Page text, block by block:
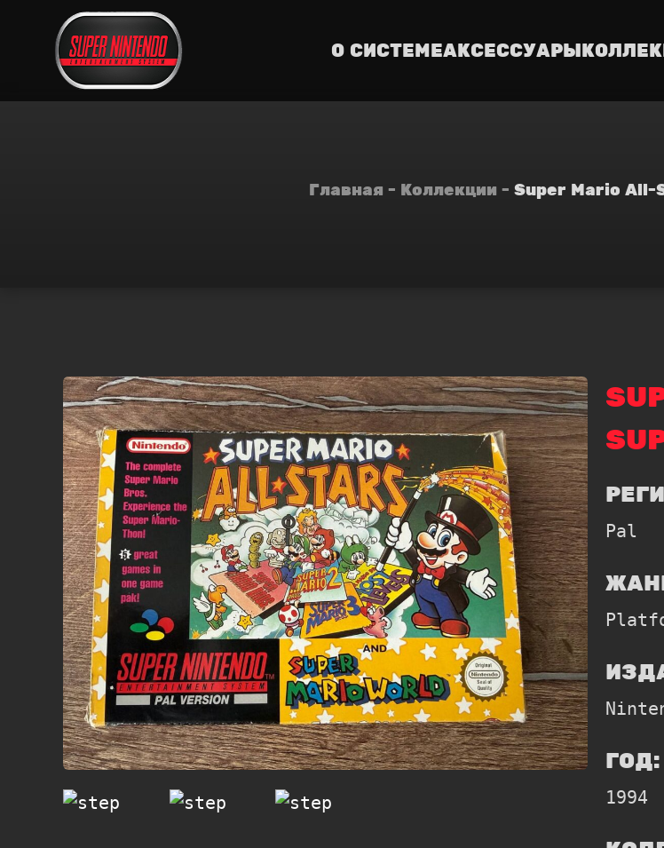
О СИСТЕМЕАКСЕССУАРЫ
Главная Коллекции Super Mario All-
Pal
ГОД:
1994